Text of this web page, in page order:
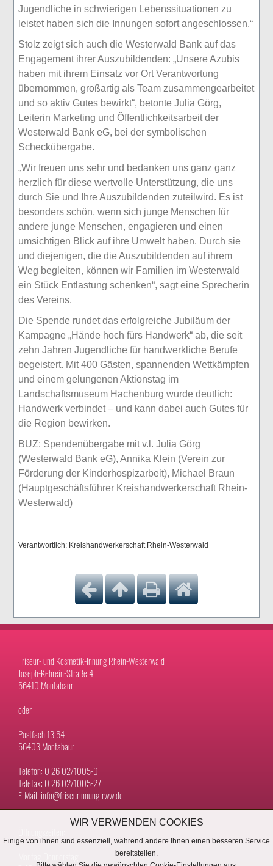
Jugendliche in schwierigen Lebenssituationen zu
leistet haben sich die Innungen sofort angeschlossen.“
Stolz zeigt sich auch die Westerwald Bank auf das
Engagement ihrer Auszubildenden: „Unsere Azubis
haben mit ihrem Einsatz vor Ort Verantwortung
übernommen, großartig als Team zusammengearbeitet
und so aktiv Gutes bewirkt“, betonte Julia Görg,
Leiterin Marketing und Öffentlichkeitsarbeit der
Westerwald Bank eG, bei der symbolischen
Scheckübergabe.
„Wir freuen uns sehr und bedanken uns ganz ganz
herzlich für diese wertvolle Unterstützung, die uns
durch Sie und Ihre Auszubildenden zuteilwird. Es ist
besonders schön, wenn sich junge Menschen für
andere junge Menschen, engagieren und einen
umsichtigen Blick auf ihre Umwelt haben. Durch sie
und diejenigen, die die Auszubildenden auf ihrem
Weg begleiten, können wir Familien im Westerwald
ein Stück Entlastung schenken“, sagt eine Sprecherin
des Vereins.
Die Spende rundet das erfolgreiche Jubiläum der
Kampagne „Hände hoch fürs Handwerk“ ab, die seit
zehn Jahren Jugendliche für handwerkliche Berufe
begeistert. Mit 400 Gästen, spannenden Wettkämpfen
und einem gelungenen Aktionstag im
Landschaftsmuseum Hachenburg wurde deutlich:
Handwerk verbindet – und kann dabei auch Gutes für
die Region bewirken.
BUZ: Spendenübergabe mit v.l. Julia Görg
(Westerwald Bank eG), Annika Klein (Verein zur
Förderung der Kinderhospizarbeit), Michael Braun
(Hauptgeschäftsführer Kreishandwerkerschaft Rhein-
Westerwald)
Verantwortlich: Kreishandwerkerschaft Rhein-Westerwald
Friseur- und Kosmetik-Innung Rhein-Westerwald
Joseph-Kehrein-Straße 4
56410 Montabaur
oder
Postfach 13 64
56403 Montabaur
Telefon: 0 26 02/1005-0
Telefax: 0 26 02/1005-27
E-Mail: info@friseurinnung-rww.de
WIR VERWENDEN COOKIES
Einige von ihnen sind essenziell, während andere Ihnen einen besseren Service
bereitstellen.